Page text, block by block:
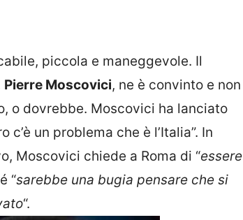
piccola e maneggevole. Il
Pierre Moscovici, ne è convinto e non
o dovrebbe. Moscovici ha lanciato
un problema che è l’Italia”. In
Moscovici chiede a Roma di “essere
“sarebbe una bugia pensare che si
“.